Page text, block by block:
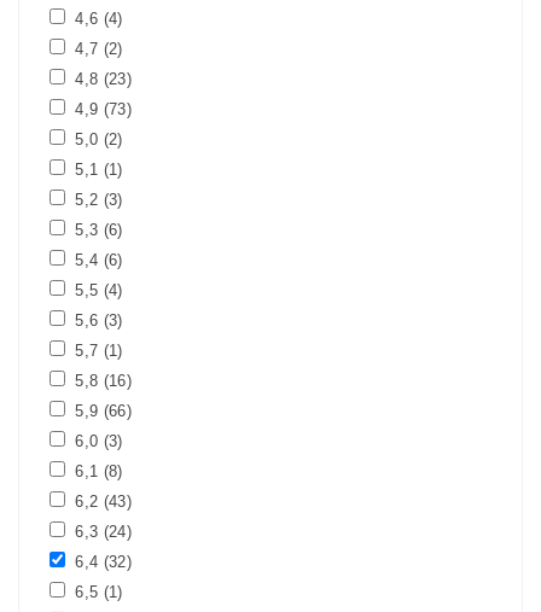
4,6 (4)
4,7 (2)
4,8 (23)
4,9 (73)
5,0 (2)
5,1 (1)
5,2 (3)
5,3 (6)
5,4 (6)
5,5 (4)
5,6 (3)
5,7 (1)
5,8 (16)
5,9 (66)
6,0 (3)
6,1 (8)
6,2 (43)
6,3 (24)
6,4 (32)
6,5 (1)